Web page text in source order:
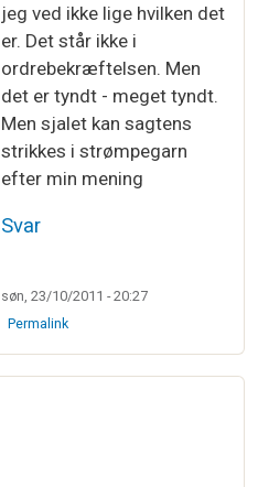
jeg ved ikke lige hvilken det
er. Det står ikke i
ordrebekræftelsen. Men
det er tyndt - meget tyndt.
Men sjalet kan sagtens
strikkes i strømpegarn
efter min mening
Svar
søn, 23/10/2011 - 20:27
Permalink